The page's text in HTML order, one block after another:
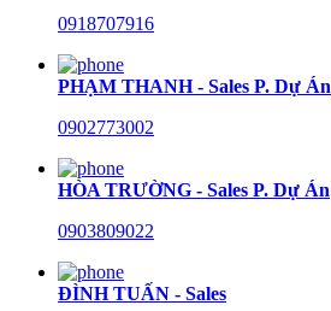
0918707916
PHẠM THANH - Sales P. Dự Án
0902773002
HÒA TRƯỜNG - Sales P. Dự Án
0903809022
ĐÌNH TUẤN - Sales